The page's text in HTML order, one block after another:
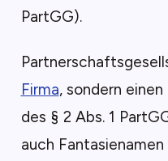
PartGG).
Firma, sondern
des § 2 Abs. 1
auch